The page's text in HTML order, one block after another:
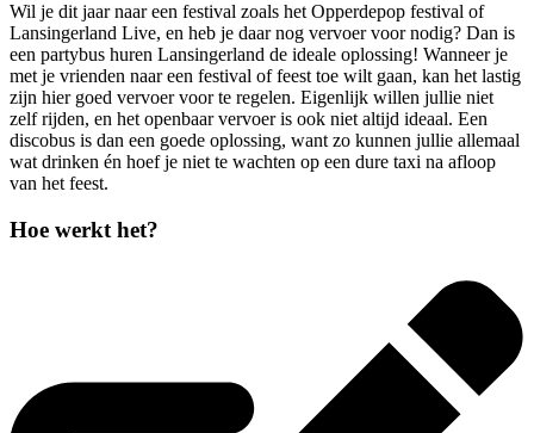
Wil je dit jaar naar een festival zoals het Opperdepop festival of
Lansingerland Live, en heb je daar nog vervoer voor nodig? Dan is
een partybus huren Lansingerland de ideale oplossing! Wanneer je
met je vrienden naar een festival of feest toe wilt gaan, kan het lastig
zijn hier goed vervoer voor te regelen. Eigenlijk willen jullie niet
zelf rijden, en het openbaar vervoer is ook niet altijd ideaal. Een
discobus is dan een goede oplossing, want zo kunnen jullie allemaal
wat drinken én hoef je niet te wachten op een dure taxi na afloop
van het feest.
Hoe werkt het?